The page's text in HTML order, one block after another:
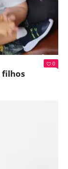
0
filhos